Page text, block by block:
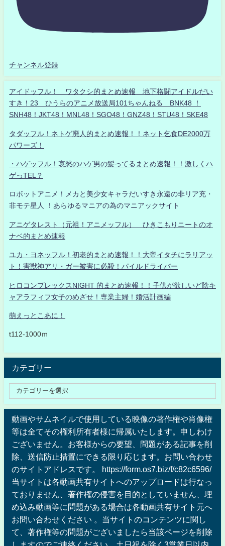
チャンネル登録
アイドッフル！ ワタクシ的まとめ速報 地下格闘アイドルだい
すき！23 ひうらのアニメ放送局101ちゃんねる BNK48 ！
SNH48！JKT48！MNL48！SGO48！GNZ48！STU48！SKE48
タダッフル！ネトゲ廃人的まとめ速報！！ネット乞食DE2000万
パワーズ！
・ハゲッフル！哀愁のハゲ男の髪ってるまとめ速報！！激しくハ
ゲっTEL？
ロボットアニメ！メカと美少女キャラだいすき永遠の非リア充・
非モテ星人 ！あらゆるマニアの為のマニアックサイト
アニゲタレスト（元祖！アニメッフル） ひきこもりニートのオ
ナベ的まとめ速報
ユカ・ヨネッフル！初老的まとめ速報！！大帝イタチにラリアッ
ト！害獣神アリ・ガー被害に必殺！パイルドライバー
ヒロコンプレックスNIGHT 的まとめ速報！！子供が欲しいど陰キ
ャアラフィフ女子のめざせ！専業主婦！婚活計画編
萌えっとこあに！
t112-1000ｍ
カテゴリー
動画やサムネイルで使用している映像の著作権や肖像権
等は全てその権利所有者様に帰属いたします。申しわけ
ございません。お客様からの要望、問題がある記事を削
除、送信防止措置にできる限り応じます。お問い合わせ
のサイトアドレスです。 https://form.os7.biz/f/c82c6596/
当サイトは各動画共有サイトへのアップロードは行なっ
ておりません、著作権の侵害を目的としていません、埋
め込み動画等に問題がある場合は各動画共有サイト元へ
お問い合わせください 。当サイトのコンテンツに関し
て、著作権等の問題がございましたら当該ページを削除